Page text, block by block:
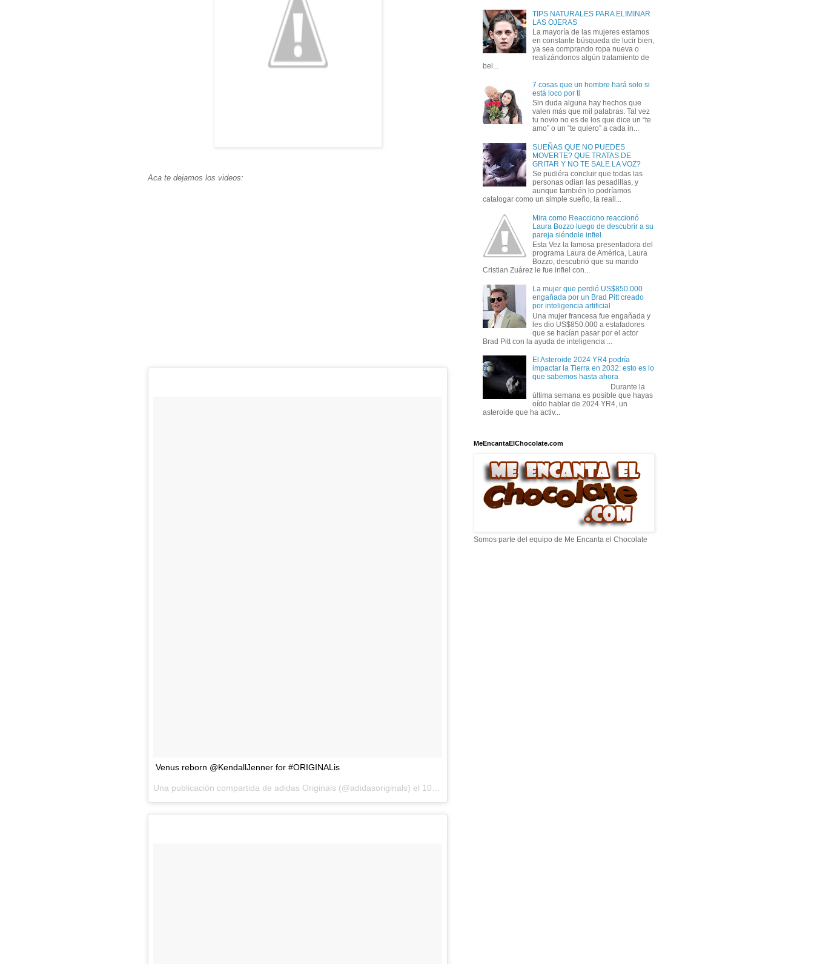
Aca te dejamos los videos:
Venus reborn @KendallJenner for #ORIGINALis
Una publicación compartida de adidas Originals (@adidasoriginals) el 10 de Ago de 2017 a la(s) 6:36 PDT
TIPS NATURALES PARA ELIMINAR
LAS OJERAS
La mayoría de las mujeres estamos
en constante búsqueda de lucir bien,
ya sea comprando ropa nueva o
realizándonos algún tratamiento de
bel...
7 cosas que un hombre hará solo si
está loco por ti
Sin duda alguna hay hechos que
valen más que mil palabras. Tal vez
tu novio no es de los que dice un “te
amo” o un “te quiero” a cada in...
SUEÑAS QUE NO PUEDES
MOVERTE? QUE TRATAS DE
GRITAR Y NO TE SALE LA VOZ?
Se pudiéra concluir que todas las
personas odian las pesadillas, y
aunque también lo podríamos
catalogar como un simple sueño, la reali...
Mira como Reacciono reaccionó
Laura Bozzo luego de descubrir a su
pareja siéndole infiel
Esta Vez la famosa presentadora del
programa Laura de América, Laura
Bozzo, descubrió que su marido
Cristian Zuárez le fue infiel con...
La mujer que perdió US$850.000
engañada por un Brad Pitt creado
por inteligencia artificial
Una mujer francesa fue engañada y
les dio US$850.000 a estafadores
que se hacían pasar por el actor
Brad Pitt con la ayuda de inteligencia ...
El Asteroide 2024 YR4 podría
impactar la Tierra en 2032: esto es lo
que sabemos hasta ahora
Durante la
última semana es posible que hayas
oído hablar de 2024 YR4, un
asteroide que ha activ...
MeEncantaElChocolate.com
Somos parte del equipo de Me Encanta el Chocolate